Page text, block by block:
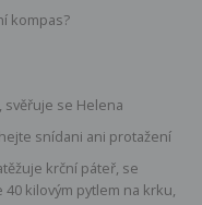
kompas?
svěřuje se Helena
snídani ani protažení
krční páteř, se
kilovým pytlem na krku,